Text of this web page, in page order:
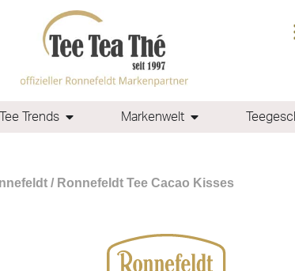
Tee Trends Markenwelt
/ Ronnefeldt Tee Cacao Kisses